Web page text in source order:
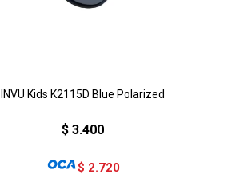
INVU Kids K2115D Blue Polarized
$ 3.400
$ 2.720